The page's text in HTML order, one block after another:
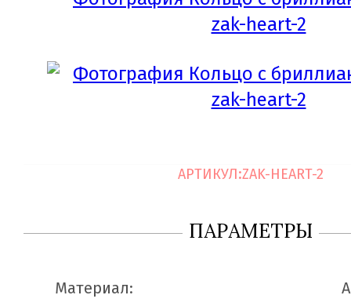
АРТИКУЛ:ZAK-HEART-2
ПАРАМЕТРЫ
Материал: